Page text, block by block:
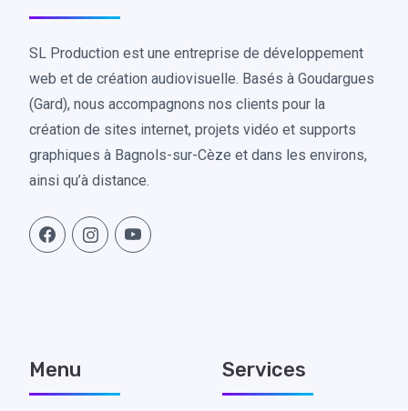
SL Production est une entreprise de développement
web et de création audiovisuelle. Basés à Goudargues
(Gard), nous accompagnons nos clients pour la
création de sites internet, projets vidéo et supports
graphiques à Bagnols-sur-Cèze et dans les environs,
ainsi qu’à distance.
Menu Services